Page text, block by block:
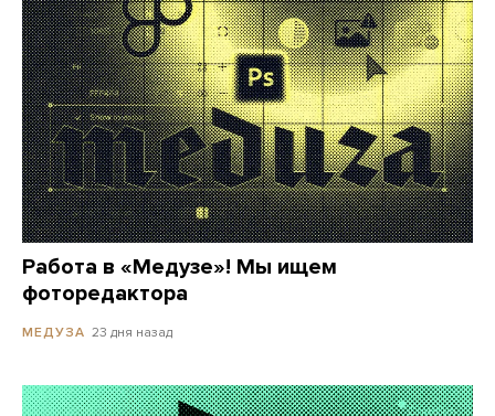
Работа в «Медузе»! Мы ищем
фоторедактора
МЕДУЗА 23 дня назад